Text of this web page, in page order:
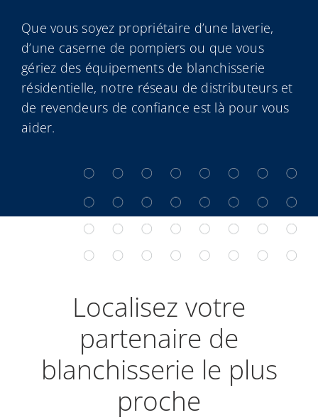
Que vous soyez propriétaire d’une laverie,
d’une caserne de pompiers ou que vous
gériez des équipements de blanchisserie
résidentielle, notre réseau de distributeurs et
de revendeurs de confiance est là pour vous
aider.
Localisez votre
partenaire de
blanchisserie le plus
proche